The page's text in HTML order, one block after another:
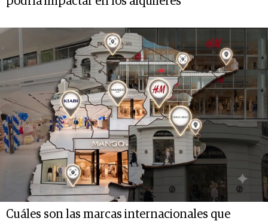
Cuáles son las marcas internacionales que